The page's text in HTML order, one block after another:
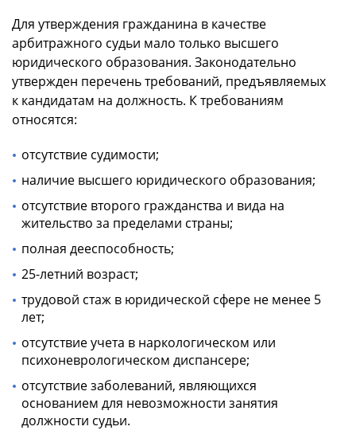
Для утверждения гражданина в качестве
арбитражного судьи мало только высшего
юридического образования. Законодательно
утвержден перечень требований, предъявляемых
к кандидатам на должность. К требованиям
относятся:
отсутствие судимости;
наличие высшего юридического образования;
отсутствие второго гражданства и вида на
жительство за пределами страны;
полная дееспособность;
25-летний возраст;
трудовой стаж в юридической сфере не менее 5
лет;
отсутствие учета в наркологическом или
психоневрологическом диспансере;
отсутствие заболеваний, являющихся
основанием для невозможности занятия
должности судьи.